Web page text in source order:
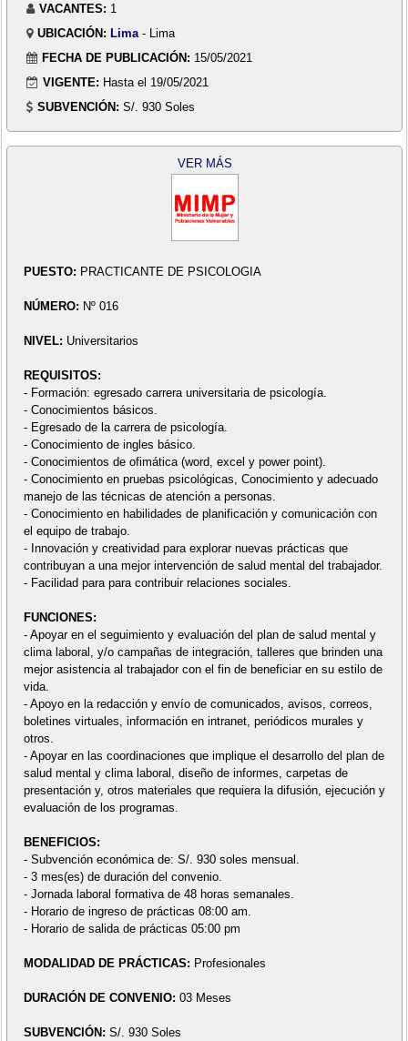
VACANTES: 1
UBICACIÓN: Lima - Lima
FECHA DE PUBLICACIÓN: 15/05/2021
VIGENTE: Hasta el 19/05/2021
SUBVENCIÓN: S/. 930 Soles
VER MÁS
PUESTO: PRACTICANTE DE PSICOLOGIA
NÚMERO: Nº 016
NIVEL: Universitarios
REQUISITOS:
- Formación: egresado carrera universitaria de psicología.
- Conocimientos básicos.
- Egresado de la carrera de psicología.
- Conocimiento de ingles básico.
- Conocimientos de ofimática (word, excel y power point).
- Conocimiento en pruebas psicológicas, Conocimiento y adecuado
manejo de las técnicas de atención a personas.
- Conocimiento en habilidades de planificación y comunicación con
el equipo de trabajo.
- Innovación y creatividad para explorar nuevas prácticas que
contribuyan a una mejor intervención de salud mental del trabajador.
- Facilidad para para contribuir relaciones sociales.
FUNCIONES:
- Apoyar en el seguimiento y evaluación del plan de salud mental y
clima laboral, y/o campañas de integración, talleres que brinden una
mejor asistencia al trabajador con el fin de beneficiar en su estilo de
vida.
- Apoyo en la redacción y envío de comunicados, avisos, correos,
boletines virtuales, información en intranet, periódicos murales y
otros.
- Apoyar en las coordinaciones que implique el desarrollo del plan de
salud mental y clima laboral, diseño de informes, carpetas de
presentación y, otros materiales que requiera la difusión, ejecución y
evaluación de los programas.
BENEFICIOS:
- Subvención económica de: S/. 930 soles mensual.
- 3 mes(es) de duración del convenio.
- Jornada laboral formativa de 48 horas semanales.
- Horario de ingreso de prácticas 08:00 am.
- Horario de salida de prácticas 05:00 pm
MODALIDAD DE PRÁCTICAS: Profesionales
DURACIÓN DE CONVENIO: 03 Meses
SUBVENCIÓN: S/. 930 Soles